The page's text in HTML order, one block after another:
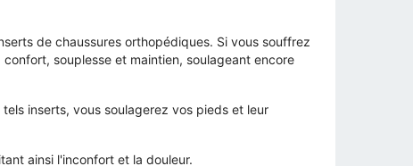
de chaussures orthopédiques. Si vous souffrez
souplesse et maintien, soulageant encore
inserts, vous soulagerez vos pieds et leur
ainsi l'inconfort et la douleur.